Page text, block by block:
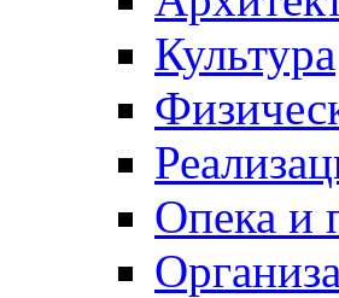
Культура
Опека и